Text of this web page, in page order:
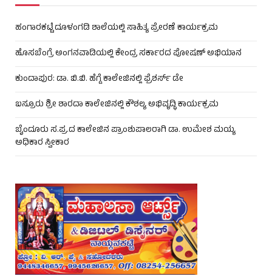
ಹಂಗಾರಕಟ್ಟೆ ದೂಳಂಗಡಿ ಶಾಲೆಯಲ್ಲಿ ಸಾಹಿತ್ಯ ಪ್ರೇರಣೆ ಕಾರ್ಯಕ್ರಮ
ಹೊಸಬೆಂಗ್ರೆ ಅಂಗನವಾಡಿಯಲ್ಲಿ ಕೇಂದ್ರ ಸರ್ಕಾರದ ಪೋಷಣ್ ಅಭಿಯಾನ
ಕುಂದಾಪುರ: ಡಾ. ಬಿ.ಬಿ. ಹೆಗ್ಡೆ ಕಾಲೇಜಿನಲ್ಲಿ ಫ್ರೆಶರ್ಸ್ ಡೇ
ಬಸ್ರೂರು ಶ್ರೀ ಶಾರದಾ ಕಾಲೇಜಿನಲ್ಲಿ ಕೌಶಲ್ಯ ಅಭಿವೃದ್ಧಿ ಕಾರ್ಯಕ್ರಮ
ಬೈಂದೂರು ಸ.ಪ್ರ.ದ ಕಾಲೇಜಿನ ಪ್ರಾಂಶುಪಾಲರಾಗಿ ಡಾ. ಉಮೇಶ ಮಯ್ಯ
ಅಧಿಕಾರ ಸ್ವೀಕಾರ